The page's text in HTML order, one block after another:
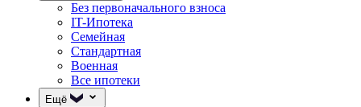
Без первоначального взноса
IT-Ипотека
Семейная
Стандартная
Военная
Все ипотеки
Ещё